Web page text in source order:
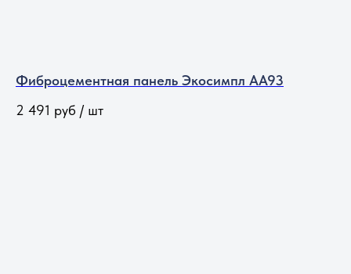
Фиброцементная панель Экосимпл АА93
2 491 руб / шт